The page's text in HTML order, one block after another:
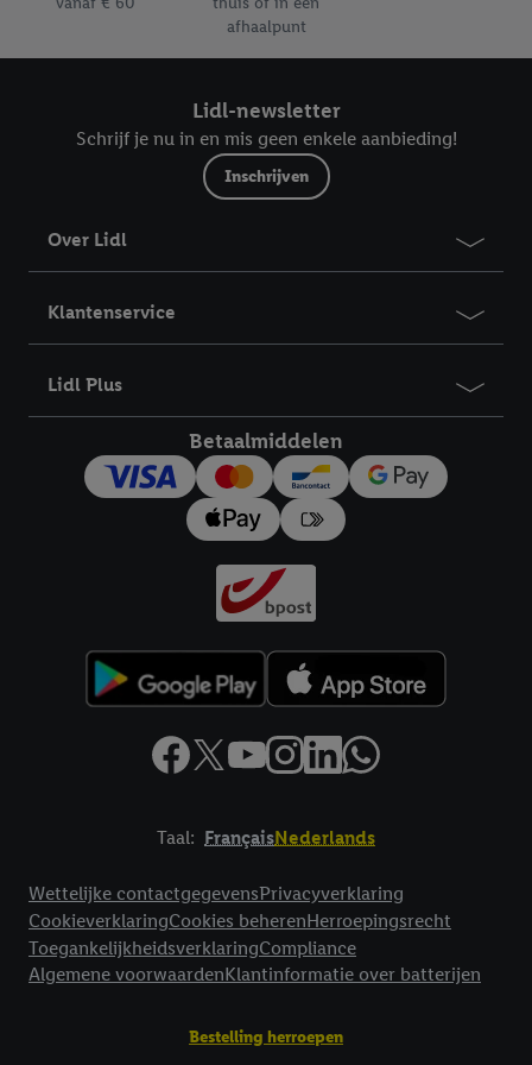
afhaalpunt
Lidl-newsletter
Schrijf je nu in en mis geen enkele aanbieding!
Inschrijven
Over Lidl
Klantenservice
Lidl Plus
Betaalmiddelen
Taal: FrançaisNederlands
Wettelijke contactgegevensPrivacyverklaring
CookieverklaringCookies beherenHerroepingsrecht
ToegankelijkheidsverklaringCompliance
Algemene voorwaardenKlantinformatie over batterijen
Bestelling herroepen